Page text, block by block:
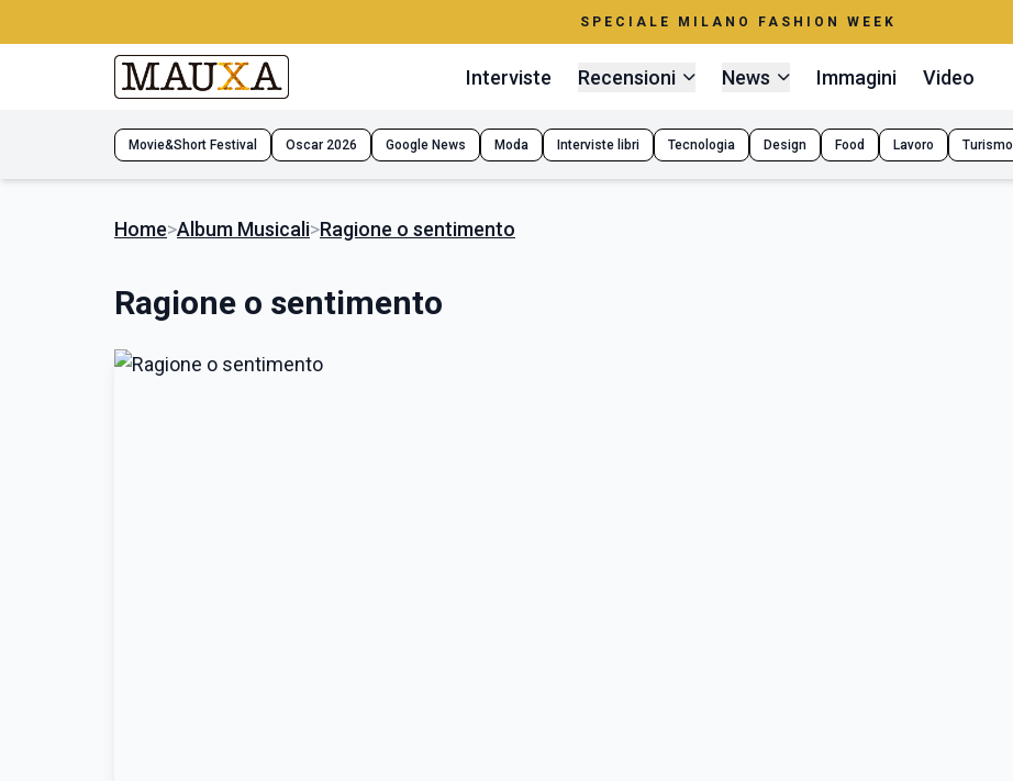
SPECIALE MILANO FASHION WEEK
Interviste Recensioni News Immagini Video
Movie&Short Festival Oscar 2026 Google News Moda Interviste libri Tecnologia Design Food Lavoro Turismo
Home>Album Musicali>Ragione o sentimento
Ragione o sentimento